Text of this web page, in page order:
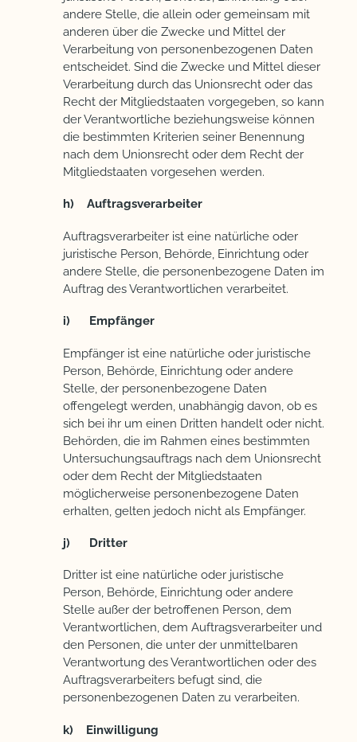
andere Stelle, die allein oder gemeinsam mit
anderen über die Zwecke und Mittel der
Verarbeitung von personenbezogenen Daten
entscheidet. Sind die Zwecke und Mittel dieser
Verarbeitung durch das Unionsrecht oder das
Recht der Mitgliedstaaten vorgegeben, so kann
der Verantwortliche beziehungsweise können
die bestimmten Kriterien seiner Benennung
nach dem Unionsrecht oder dem Recht der
Mitgliedstaaten vorgesehen werden.
h) Auftragsverarbeiter
Auftragsverarbeiter ist eine natürliche oder
juristische Person, Behörde, Einrichtung oder
andere Stelle, die personenbezogene Daten im
Auftrag des Verantwortlichen verarbeitet.
i) Empfänger
Empfänger ist eine natürliche oder juristische
Person, Behörde, Einrichtung oder andere
Stelle, der personenbezogene Daten
offengelegt werden, unabhängig davon, ob es
sich bei ihr um einen Dritten handelt oder nicht.
Behörden, die im Rahmen eines bestimmten
Untersuchungsauftrags nach dem Unionsrecht
oder dem Recht der Mitgliedstaaten
möglicherweise personenbezogene Daten
erhalten, gelten jedoch nicht als Empfänger.
j) Dritter
Dritter ist eine natürliche oder juristische
Person, Behörde, Einrichtung oder andere
Stelle außer der betroffenen Person, dem
Verantwortlichen, dem Auftragsverarbeiter und
den Personen, die unter der unmittelbaren
Verantwortung des Verantwortlichen oder des
Auftragsverarbeiters befugt sind, die
personenbezogenen Daten zu verarbeiten.
k) Einwilligung